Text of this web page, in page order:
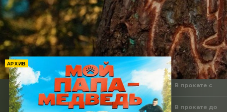
АРХИВ
В прокате с
В прокате до